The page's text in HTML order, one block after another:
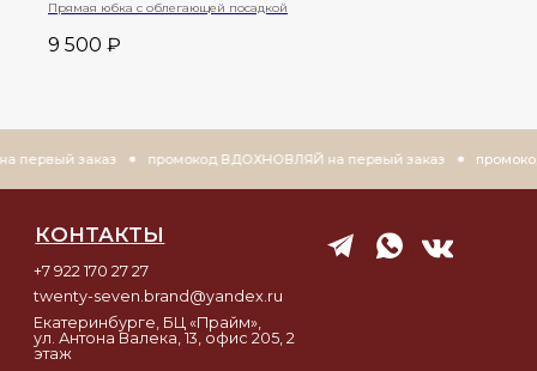
Прямая юбка с облегающей посадкой
9 500 ₽
заказ промокод ВДОХНОВЛЯЙ на первый заказ промокод